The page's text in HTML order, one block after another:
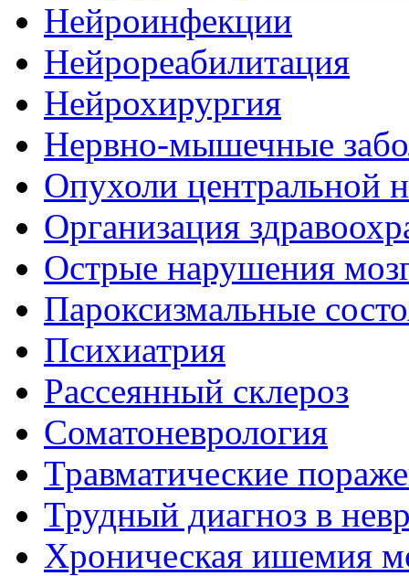
Нейроинфекции
Нейрореабилитация
Нейрохирургия
Нервно-мышечные
Опухоли центральной
Организация
Острые нарушения
Пароксизмальные
Психиатрия
Рассеянный склероз
Соматоневрология
Травматические
Трудный диагноз в
Хроническая ишемия